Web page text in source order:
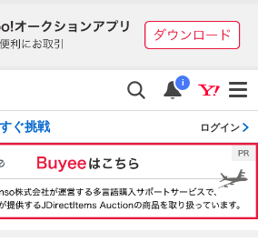
i
ぐ挑戦 ログイン